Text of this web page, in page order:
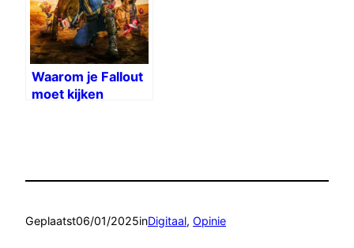
Waarom je Fallout
moet kijken
Geplaatst06/01/2025inDigitaal, Opinie